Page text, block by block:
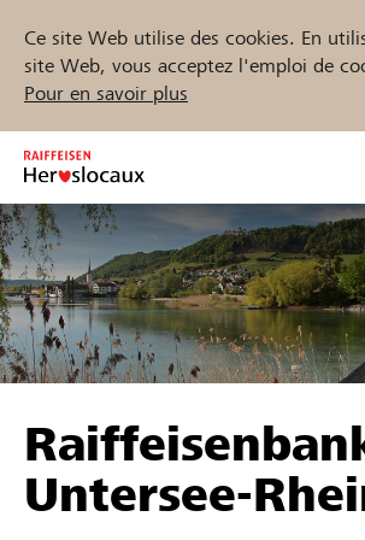
Ce site Web utilise des cookies. En
site Web, vous acceptez l'emploi de
Pour en savoir plus
Inhalt
springen
Parrainer
Soutien & assistance
Trouvez des projets et des
Démarrez maintenant
Untersee-